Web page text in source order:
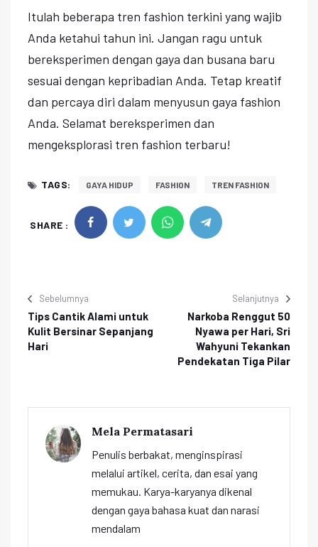
Itulah beberapa tren fashion terkini yang wajib
Anda ketahui tahun ini. Jangan ragu untuk
bereksperimen dengan gaya dan busana baru
sesuai dengan kepribadian Anda. Tetap kreatif
dan percaya diri dalam menyusun gaya fashion
Anda. Selamat bereksperimen dan
mengeksplorasi tren fashion terbaru!
TAGS: GAYA HIDUP FASHION TREN FASHION
SHARE :
Sebelumnya
Tips Cantik Alami untuk
Kulit Bersinar Sepanjang
Hari
Selanjutnya
Narkoba Renggut 50
Nyawa per Hari, Sri
Wahyuni Tekankan
Pendekatan Tiga Pilar
Mela Permatasari
Penulis berbakat, menginspirasi
melalui artikel, cerita, dan esai yang
memukau. Karya-karyanya dikenal
dengan gaya bahasa kuat dan narasi
mendalam